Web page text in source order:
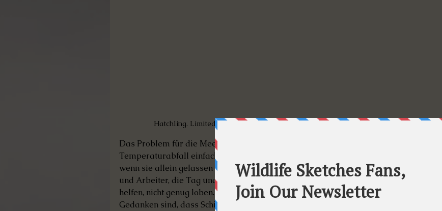
Hatchling. Limited editon print of a turtle hatchling by David Dancey-Wood
Das Problem für die Meeresschildkröten ist, dass sie den plötzlichen starken
Temperaturabfall einfach nicht bewältigen können. Es verlangsamt ihr System und
wenn sie allein gelassen werden, ertrinken sie tatsächlich. Ich kann die Freiwilligen
und Arbeiter, die Tag und Nacht gearbeitet haben, um diesen armen Tieren zu
helfen, nicht genug loben. Ich hoffe, es wird zu ihrer Genesung beitragen. Meine
Gedanken sind, dass Schildkröten, da sie ihren Stoffwechsel verlangsamen können,